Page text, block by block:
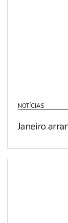
NOTÍCIAS
Janeiro